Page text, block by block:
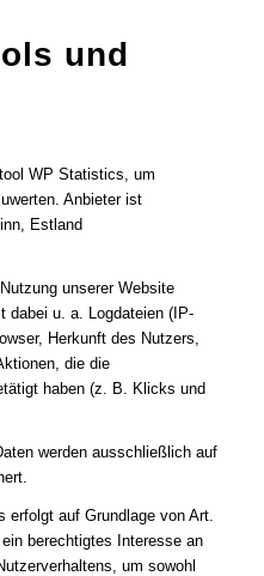
und
WP Statistics, um
Anbieter ist
Estland
unserer Website
dabei u. a. Logdateien (IP-
Herkunft des Nutzers,
die die
haben (z. B. Klicks und
werden ausschließlich auf
erfolgt auf Grundlage von Art.
berechtigtes Interesse an
um sowohl